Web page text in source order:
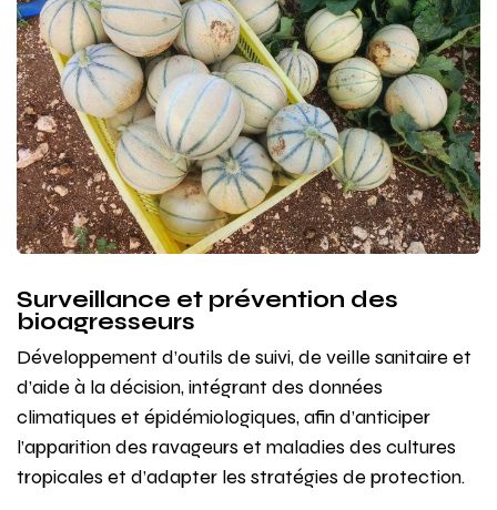
Surveillance et prévention des
bioagresseurs
Développement d’outils de suivi, de veille sanitaire et
d’aide à la décision, intégrant des données
climatiques et épidémiologiques, afin d’anticiper
l’apparition des ravageurs et maladies des cultures
tropicales et d’adapter les stratégies de protection.